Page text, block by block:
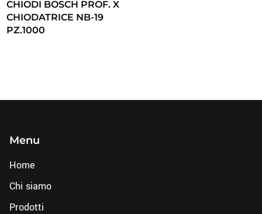
CHIODI BOSCH PROF. X
CHIODATRICE NB-19
PZ.1000
Menu
Home
Chi siamo
Prodotti